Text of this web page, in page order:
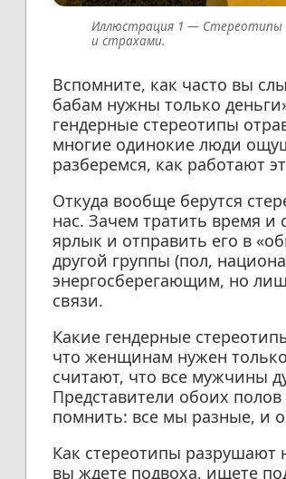
Стереотипы
и страхами.
Вспомните, как часто вы
бабам нужны только
гендерные стереотипы
многие одинокие люди
разберемся, как работают
Откуда вообще берутся
нас. Зачем тратить время и
ярлык и отправить его в
другой группы (пол,
энергосберегающим, но
связи.
Какие гендерные
что женщинам нужен
считают, что все мужчины
Представители обоих
помнить: все мы разные, и
Как стереотипы разрушают
вы ждете подвоха, ищете